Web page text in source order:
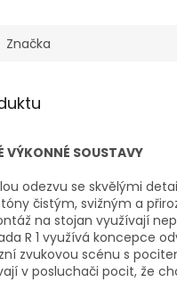
Značka
VÝKONNÉ SOUSTAVY
odezvu se skvělými
čistým, svižným a
na stojan využívají
R 1 využívá koncepce
zvukovou scénu s
v posluchači pocit, že